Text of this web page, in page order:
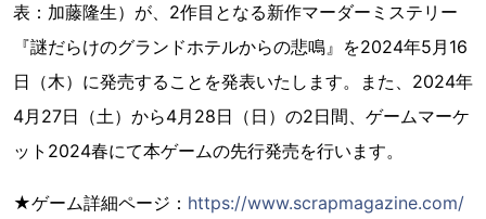
表：加藤隆生）が、2作目となる新作マーダーミステリー
『謎だらけのグランドホテルからの悲鳴』を2024年5月16
日（木）に発売することを発表いたします。また、2024年
4月27日（土）から4月28日（日）の2日間、ゲームマーケ
ット2024春にて本ゲームの先行発売を行います。
★ゲーム詳細ページ： https://www.scrapmagazine.com/